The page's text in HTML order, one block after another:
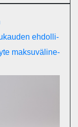
eh­dol­li­
mak­su­vä­li­ne­